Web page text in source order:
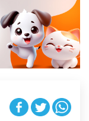
g
t
i
o
n